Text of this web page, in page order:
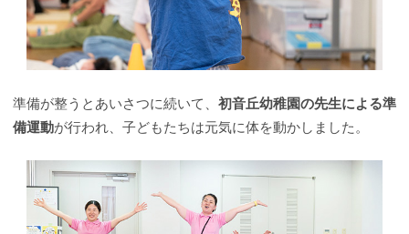
準備が整うとあいさつに続いて、 初音丘幼稚園の先生による準
備運動が行われ、子どもたちは元気に体を動かしました。